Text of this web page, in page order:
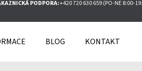
PODPORA:+420 720 630 659 (PO-NE 8:00-
BLOG KONTAKT